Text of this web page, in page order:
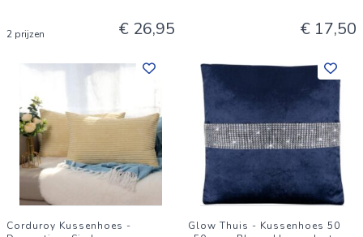
2 prijzen € 26,95 € 17,50
Corduroy Kussenhoes -
Glow Thuis - Kussenhoes 50